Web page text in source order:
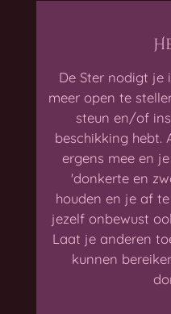
De Ster nodigt je
meer open te
steun en/of
beschikking hebt.
ergens mee en
'donkerte en
houden en je af
jezelf onbewust
Laat je anderen
kunnen